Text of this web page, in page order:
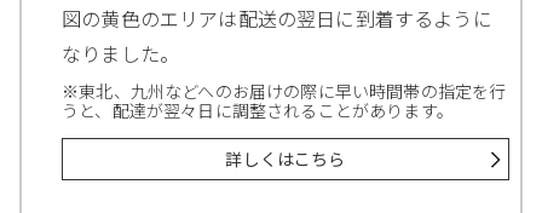
図の黄色のエリアは配送の翌日に到着するように
なりました。
※東北、九州などへのお届けの際に早い時間帯の指定を行
うと、配達が翌々日に調整されることがあります。
詳しくはこちら